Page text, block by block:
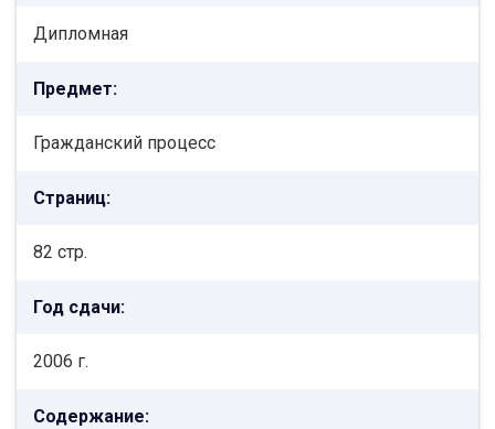
Дипломная
Предмет:
Гражданский процесс
Страниц:
82 стр.
Год сдачи:
2006 г.
Содержание: